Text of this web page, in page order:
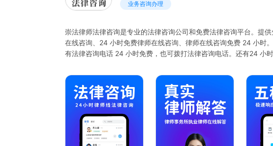
业务咨询办理
崇法律师法律咨询是专业的法律咨询公司和免费法律咨询平台。提
在线咨询、24 小时免费律师在线咨询、律师在线咨询免费 24 小时。
有法律咨询电话 24 小时免费，也可拨打法律咨询电话。还有24 小
提供法律援助 24 小时免费咨询，让需要帮助的人获得法律援助。
询、法律知识咨询。
遇到拆迁问题有拆迁律师咨询。劳动局免费法律咨询为劳动者服务。
崇法律师连接众多律师事务所，提供法律咨询服务、24 小时律师咨
无论是法律免费咨询还是法律咨询 24 小时免费咨询，崇法律师法
线 24 小时电话、法律电话咨询热线，方便用户咨询。
崇法律师是一个法律咨询平台在线咨询，提供免费法律咨询 24 小